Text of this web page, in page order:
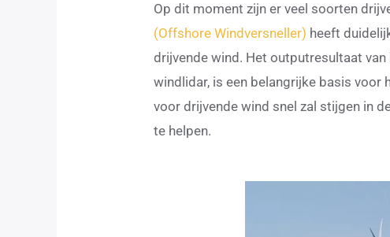
Op dit moment zijn er veel soorten
(Offshore Windversneller) heeft
drijvende wind. Het outputresultaat
windlidar, is een belangrijke basis
voor drijvende wind snel zal stijgen in
te helpen.